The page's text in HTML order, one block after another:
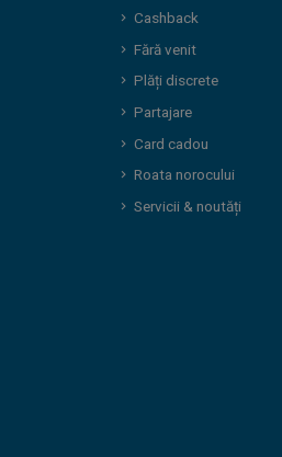
Cashback
Fără venit
Plăți discrete
Partajare
Card cadou
Roata norocului
Servicii & noutăți